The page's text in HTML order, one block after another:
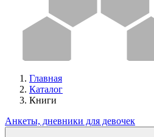
Главная
Каталог
Книги
Анкеты, дневники для девочек